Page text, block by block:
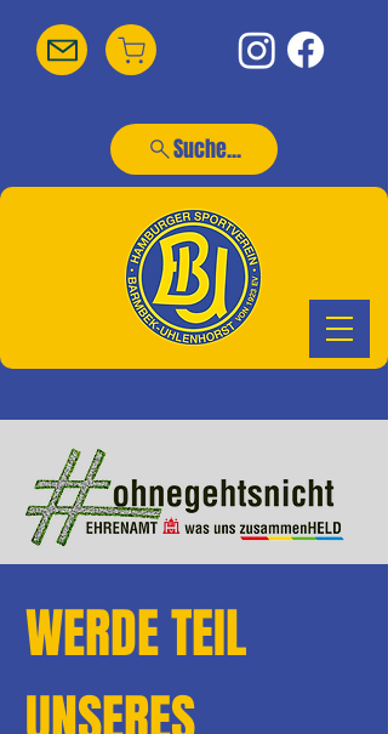
Suche...
WERDE TEIL